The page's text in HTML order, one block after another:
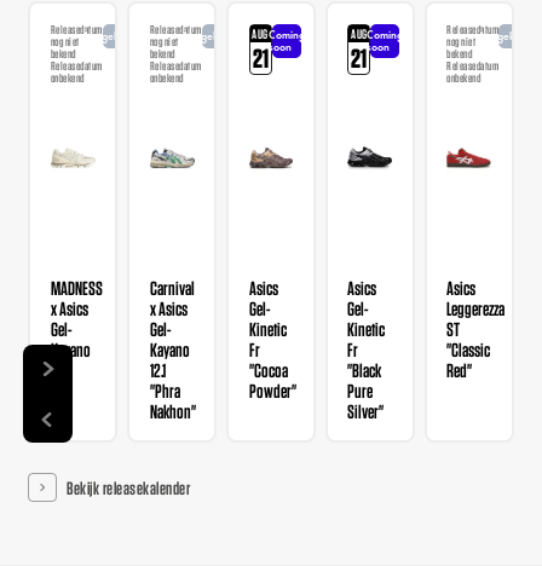
Releasedatum
nog niet
bekend
Releasedatum
onbekend
Aangekondigd
MADNESS
x Asics
Gel-
Kayano
12.1
Releasedatum
nog niet
bekend
Releasedatum
onbekend
Aangekondigd
Carnival
x Asics
Gel-
Kayano
12.1
"Phra
Nakhon"
AUG
21
Coming
soon
Asics
Gel-
Kinetic
Fr
"Cocoa
Powder"
AUG
21
Coming
soon
Asics
Gel-
Kinetic
Fr
"Black
Pure
Silver"
Releasedatum
nog niet
bekend
Releasedatum
onbekend
Asics
Leggerezza
ST
"Classic
Red"
Bekijk releasekalender